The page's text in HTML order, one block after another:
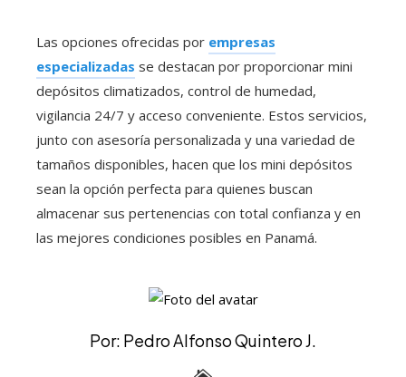
Las opciones ofrecidas por empresas
especializadas se destacan por proporcionar mini
depósitos climatizados, control de humedad,
vigilancia 24/7 y acceso conveniente. Estos servicios,
junto con asesoría personalizada y una variedad de
tamaños disponibles, hacen que los mini depósitos
sean la opción perfecta para quienes buscan
almacenar sus pertenencias con total confianza y en
las mejores condiciones posibles en Panamá.
Por: Pedro Alfonso Quintero J.